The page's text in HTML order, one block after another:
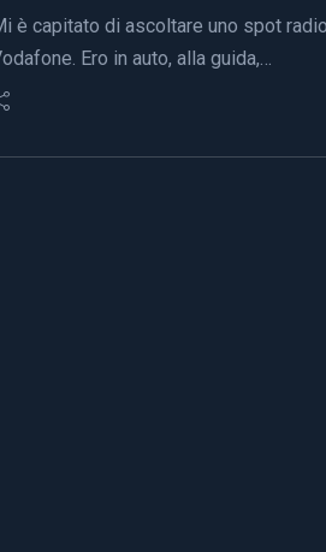
è capitato di ascoltare uno spot
Ero in auto, alla guida,…